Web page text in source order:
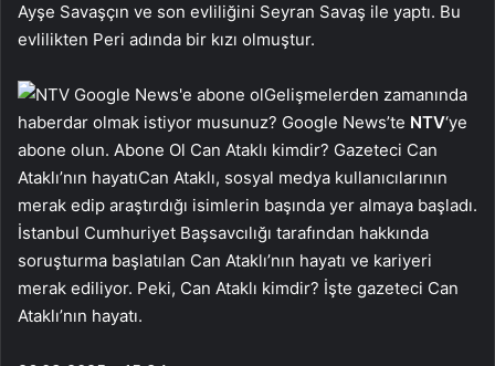
Ayşe Savaşçın ve son evliliğini Seyran Savaş ile yaptı. Bu
evlilikten Peri adında bir kızı olmuştur.
Gelişmelerden zamanında
haberdar olmak istiyor musunuz? Google News’te NTV‘ye
abone olun. Abone Ol Can Ataklı kimdir? Gazeteci Can
Ataklı’nın hayatıCan Ataklı, sosyal medya kullanıcılarının
merak edip araştırdığı isimlerin başında yer almaya başladı.
İstanbul Cumhuriyet Başsavcılığı tarafından hakkında
soruşturma başlatılan Can Ataklı’nın hayatı ve kariyeri
merak ediliyor. Peki, Can Ataklı kimdir? İşte gazeteci Can
Ataklı’nın hayatı.